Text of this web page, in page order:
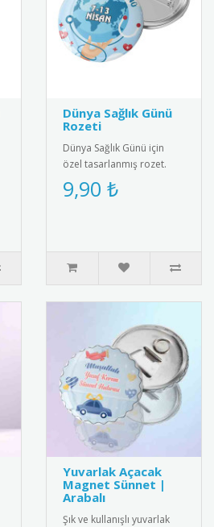
Dünya Sağlık Günü
Rozeti
Dünya Sağlık Günü için
özel tasarlanmış rozet.
Sağlıklı yaşam bilincini
yaymak için ideal
9,90 ₺
Yuvarlak Açacak
Magnet Sünnet |
Arabalı
Şık ve kullanışlı yuvarlak